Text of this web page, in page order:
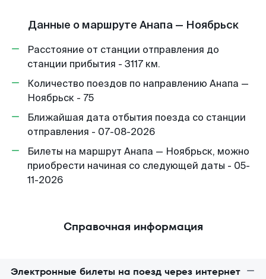
Данные о маршруте Анапа — Ноябрьск
Расстояние от станции отправления до
станции прибытия - 3117 км.
Количество поездов по направлению Анапа —
Ноябрьск - 75
Ближайшая дата отбытия поезда со станции
отправления - 07-08-2026
Билеты на маршрут Анапа — Ноябрьск, можно
приобрести начиная со следующей даты - 05-
11-2026
Справочная информация
Электронные билеты на поезд через интернет